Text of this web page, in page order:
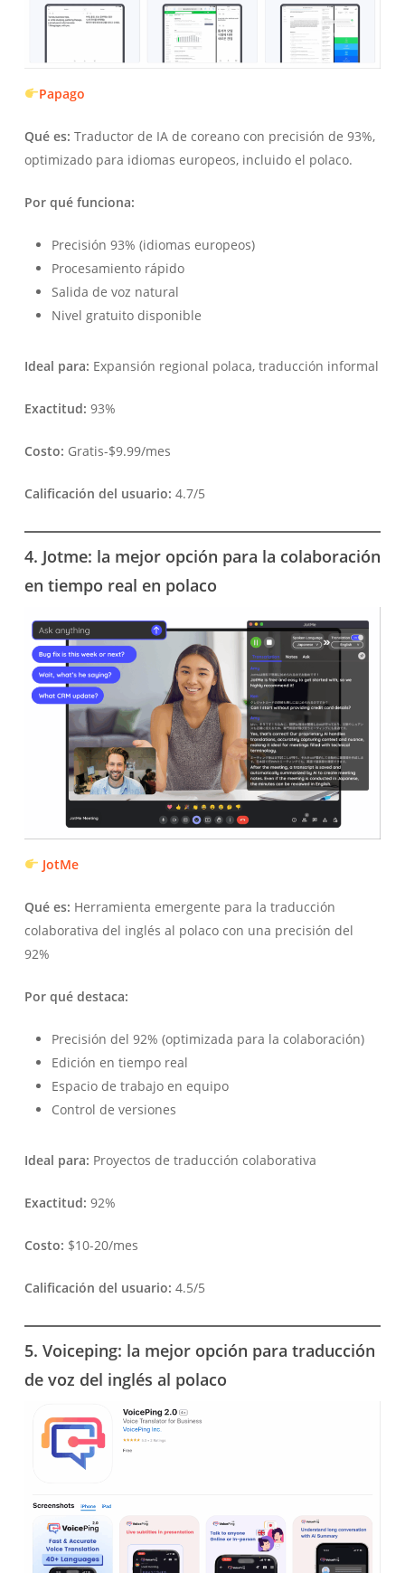
Papago
Qué es: Traductor de IA de coreano con precisión de 93%,
optimizado para idiomas europeos, incluido el polaco.
Por qué funciona:
Precisión 93% (idiomas europeos)
Procesamiento rápido
Salida de voz natural
Nivel gratuito disponible
Ideal para: Expansión regional polaca, traducción informal
Exactitud: 93%
Costo: Gratis-$9.99/mes
Calificación del usuario: 4.7/5
4. Jotme: la mejor opción para la colaboración
en tiempo real en polaco
JotMe
Qué es: Herramienta emergente para la traducción
colaborativa del inglés al polaco con una precisión del
92%
Por qué destaca:
Precisión del 92% (optimizada para la colaboración)
Edición en tiempo real
Espacio de trabajo en equipo
Control de versiones
Ideal para: Proyectos de traducción colaborativa
Exactitud: 92%
Costo: $10-20/mes
Calificación del usuario: 4.5/5
5. Voiceping: la mejor opción para traducción
de voz del inglés al polaco